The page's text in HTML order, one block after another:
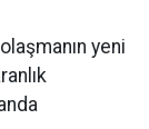
yeni